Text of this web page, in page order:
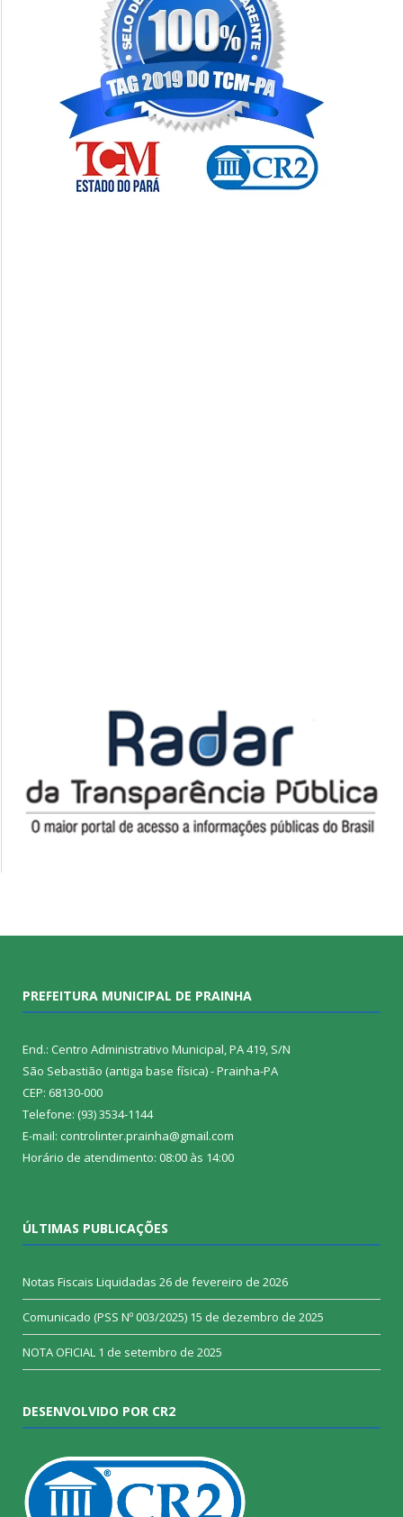
PREFEITURA MUNICIPAL DE PRAINHA
End.: Centro Administrativo Municipal, PA 419, S/N
São Sebastião (antiga base física) - Prainha-PA
CEP: 68130-000
Telefone: (93) 3534-1144
E-mail: controlinter.prainha@gmail.com
Horário de atendimento: 08:00 às 14:00
ÚLTIMAS PUBLICAÇÕES
Notas Fiscais Liquidadas 26 de fevereiro de 2026
Comunicado (PSS Nº 003/2025) 15 de dezembro de 2025
NOTA OFICIAL 1 de setembro de 2025
DESENVOLVIDO POR CR2